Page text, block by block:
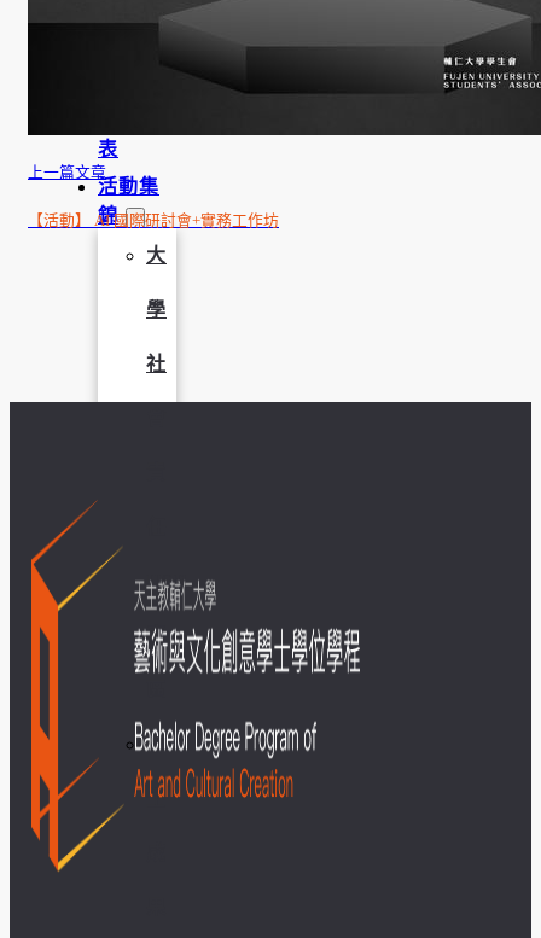
表
活動集
錦
大
學
社
USR
專
學
生
上一篇文章
【活動】 AI 國際研討會+實務工作坊